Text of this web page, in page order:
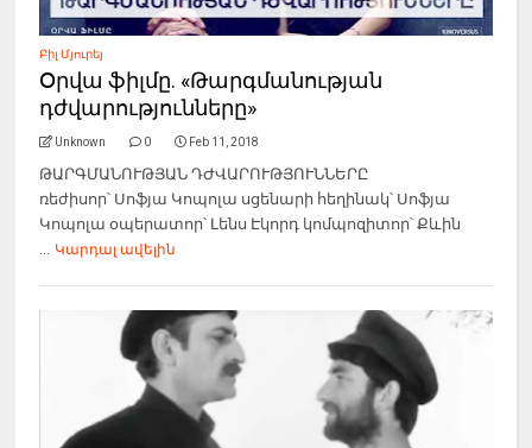
Բիլ Մյուրեյ
Օրվա ֆիլմը. «Թարգմանության
դժվարությունները»
Unknown 0 Feb 11, 2018
ԹԱՐԳՄԱՆՈՒԹՅԱՆ ԴԺՎԱՐՈՒԹՅՈՒՆՆԵՐԸ
ռեժիսոր՝ Սոֆյա Կոպոլա սցենարի հեղինակ՝ Սոֆյա
Կոպոլա օպերատոր՝ Լենս Էկորդ կոմպոզիտոր՝ Քևին
... Կարդալ ավելին